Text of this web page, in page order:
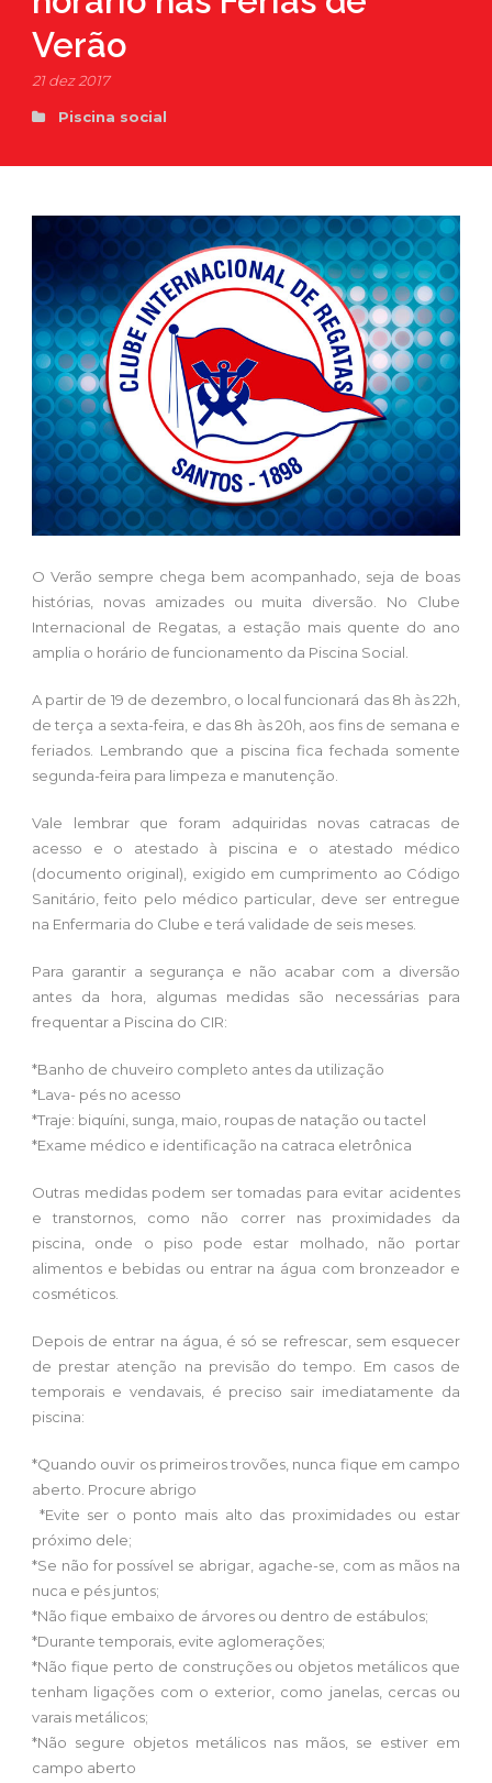
Verão
21 dez 2017
Piscina social
O Verão sempre chega bem acompanhado, seja de boas
histórias, novas amizades ou muita diversão. No Clube
Internacional de Regatas, a estação mais quente do ano
amplia o horário de funcionamento da Piscina Social.
A partir de 19 de dezembro, o local funcionará das 8h às 22h,
de terça a sexta-feira, e das 8h às 20h, aos fins de semana e
feriados. Lembrando que a piscina fica fechada somente
segunda-feira para limpeza e manutenção.
Vale lembrar que foram adquiridas novas catracas de
acesso e o atestado à piscina e o atestado médico
(documento original), exigido em cumprimento ao Código
Sanitário, feito pelo médico particular, deve ser entregue
na Enfermaria do Clube e terá validade de seis meses.
Para garantir a segurança e não acabar com a diversão
antes da hora, algumas medidas são necessárias para
frequentar a Piscina do CIR:
*Banho de chuveiro completo antes da utilização
*Lava- pés no acesso
*Traje: biquíni, sunga, maio, roupas de natação ou tactel
*Exame médico e identificação na catraca eletrônica
Outras medidas podem ser tomadas para evitar acidentes
e transtornos, como não correr nas proximidades da
piscina, onde o piso pode estar molhado, não portar
alimentos e bebidas ou entrar na água com bronzeador e
cosméticos.
Depois de entrar na água, é só se refrescar, sem esquecer
de prestar atenção na previsão do tempo. Em casos de
temporais e vendavais, é preciso sair imediatamente da
piscina:
*Quando ouvir os primeiros trovões, nunca fique em campo
aberto. Procure abrigo
*Evite ser o ponto mais alto das proximidades ou estar
próximo dele;
*Se não for possível se abrigar, agache-se, com as mãos na
nuca e pés juntos;
*Não fique embaixo de árvores ou dentro de estábulos;
*Durante temporais, evite aglomerações;
*Não fique perto de construções ou objetos metálicos que
tenham ligações com o exterior, como janelas, cercas ou
varais metálicos;
*Não segure objetos metálicos nas mãos, se estiver em
campo aberto